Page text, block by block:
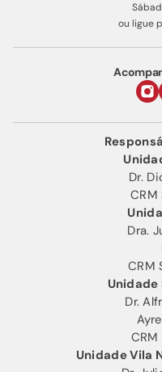
ou ligue
Dr.
CRM
Dra.
CRM
Unidade
Dr.
Unidade Vila